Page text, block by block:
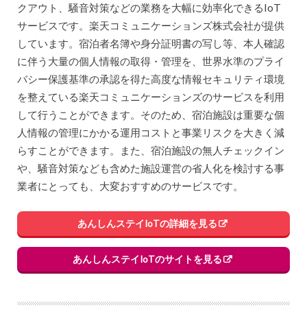
クアウト、騒音対策などの業務を大幅に効率化できるIoT
サービスです。楽天コミュニケーションズ株式会社が提供
しています。宿泊者名簿や身分証明書の写し等、本人確認
に伴う大量の個人情報の取得・管理を、世界水準のプライ
バシー保護基準の承認を得た高度な情報セキュリティ環境
を整えている楽天コミュニケーションズのサービスを利用
して行うことができます。そのため、宿泊施設は重要な個
人情報の管理にかかる運用コストと事業リスクを大きく減
らすことができます。また、宿泊施設の無人チェックイン
や、騒音対策なども含めた施設運営の省人化を検討する事
業者にとっても、大変おすすめのサービスです。
あんしんステイIoTの詳細を見る
あんしんステイIoTのサイトを見る